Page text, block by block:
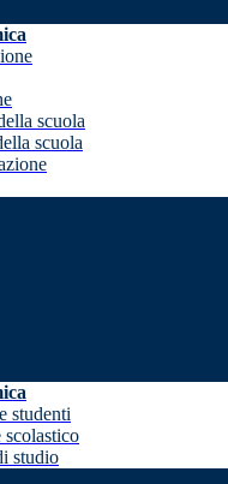
scuola
scuola
studenti
scolastico
studio